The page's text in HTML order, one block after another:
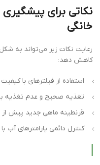
نکاتی برای پیشگیری
خانگی
رعایت نکات زیر می‌تواند به
کاهش دهد:
استفاده از فیلترهای با
تغذیه صحیح و عدم تغذیه
قرنطینه ماهی جدید پیش از
کنترل دائمی پارامترهای آب با